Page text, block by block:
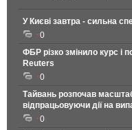
У Києві завтра - сильна
0
ФБР різко змінило курс і
Reuters
0
Тайвань розпочав
відпрацьовуючи дії на
0